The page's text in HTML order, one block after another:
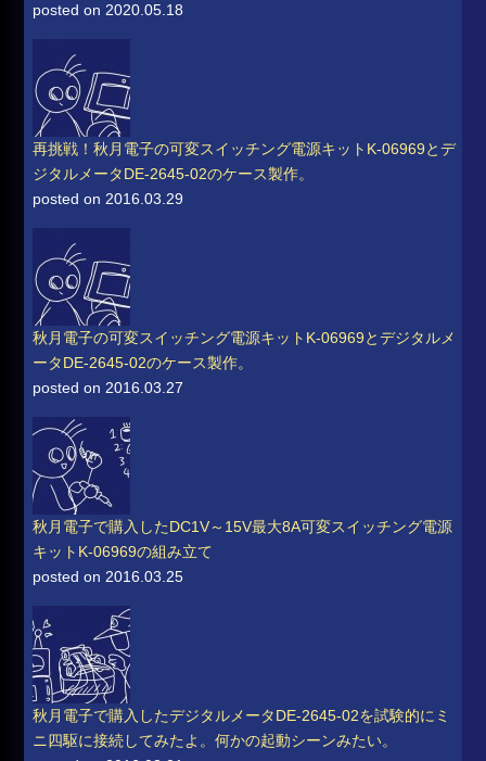
posted on 2020.05.18
再挑戦！秋月電子の可変スイッチング電源キットK-06969とデ
ジタルメータDE-2645-02のケース製作。
posted on 2016.03.29
秋月電子の可変スイッチング電源キットK-06969とデジタルメ
ータDE-2645-02のケース製作。
posted on 2016.03.27
秋月電子で購入したDC1V～15V最大8A可変スイッチング電源
キットK-06969の組み立て
posted on 2016.03.25
秋月電子で購入したデジタルメータDE-2645-02を試験的にミ
ニ四駆に接続してみたよ。何かの起動シーンみたい。